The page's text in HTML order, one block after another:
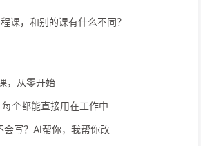
课，和别的课有什么不同？
，从零开始
个都能直接用在工作中
会写？AI帮你，我帮你改